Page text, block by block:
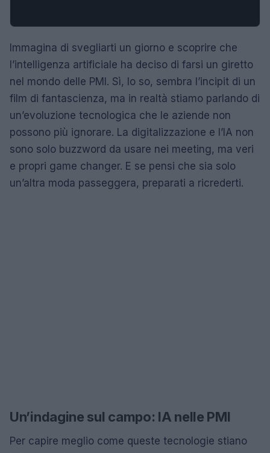
Immagina di svegliarti un giorno e scoprire che
l’intelligenza artificiale ha deciso di farsi un giretto
nel mondo delle PMI. Sì, lo so, sembra l’incipit di un
film di fantascienza, ma in realtà stiamo parlando di
un’evoluzione tecnologica che le aziende non
possono più ignorare. La digitalizzazione e l’IA non
sono solo buzzword da usare nei meeting, ma veri
e propri game changer. E se pensi che sia solo
un’altra moda passeggera, preparati a ricrederti.
Un’indagine sul campo: IA nelle PMI
Per capire meglio come queste tecnologie stiano